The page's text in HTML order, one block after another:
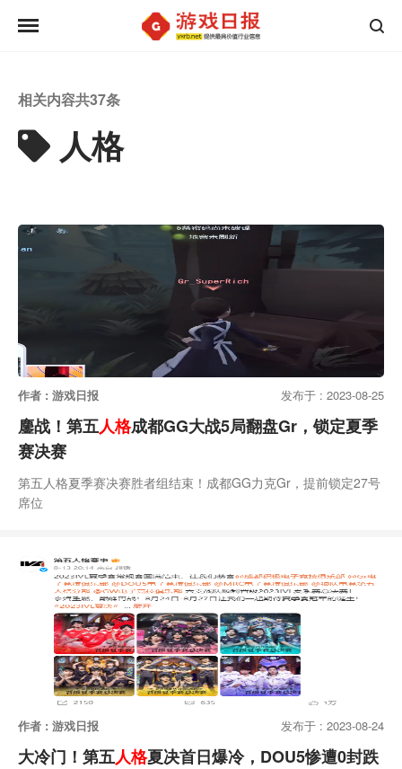
相关内容共37条
人格
作者 : 游戏日报 发布于 : 2023-08-25
鏖战！第五人格成都GG大战5局翻盘Gr，锁定夏季
赛决赛
第五人格夏季赛决赛胜者组结束！成都GG力克Gr，提前锁定27号
席位
作者 : 游戏日报 发布于 : 2023-08-24
大冷门！第五人格夏决首日爆冷，DOU5惨遭0封跌